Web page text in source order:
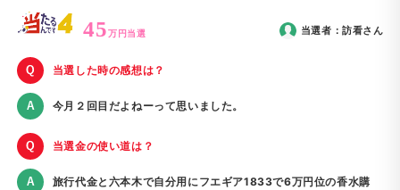
45万円当選 当選者：訪看さん
当選した時の感想は？
今月２回目だよねーって思いました。
当選金の使い道は？
旅行代金と六本木で自分用にフエギア1833で6万円位の香水購